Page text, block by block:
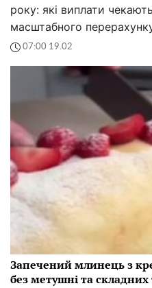
року: які виплати
масштабного
07:00 19.02
Запечений млинець з
без метушні та складних